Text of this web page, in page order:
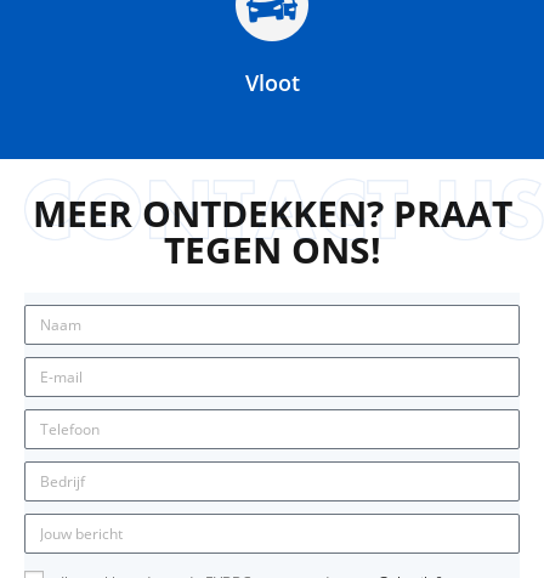
Vloot
MEER ONTDEKKEN? PRAAT
TEGEN ONS!